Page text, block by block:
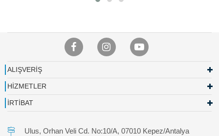
ALIŞVERİŞ
HİZMETLER
İRTİBAT
Ulus, Orhan Veli Cd. No:10/A, 07010 Kepez/Antalya